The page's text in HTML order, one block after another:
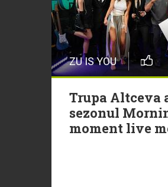
ZU IS YOU
Trupa Altceva
sezonul
moment live